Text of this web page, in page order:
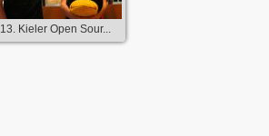
13. Kieler Open Sour...